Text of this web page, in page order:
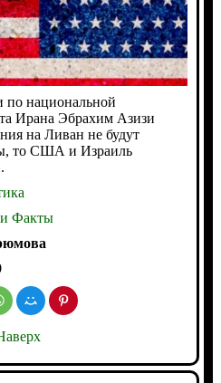
по национальной
Ирана Эбрахим Азизи
на Ливан не будут
то США и Израиль
Факты